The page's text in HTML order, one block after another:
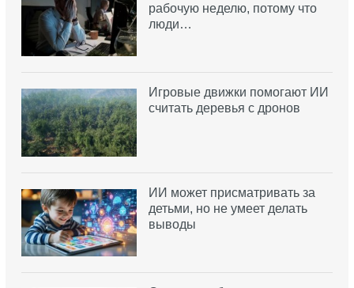
рабочую неделю, потому что
люди…
Игровые движки помогают ИИ
считать деревья с дронов
ИИ может присматривать за
детьми, но не умеет делать
выводы